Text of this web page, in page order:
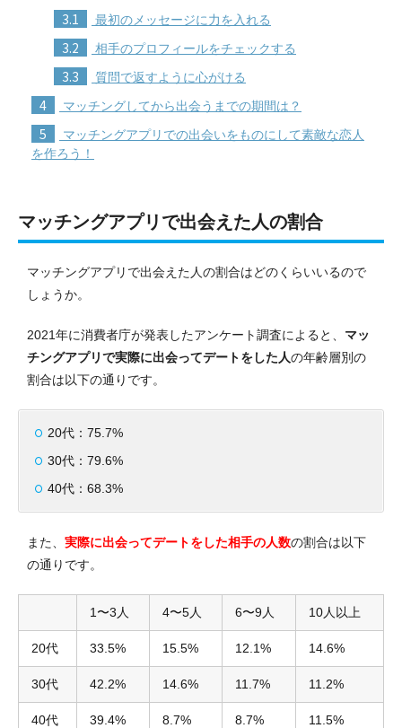
3.1 最初のメッセージに力を入れる
3.2 相手のプロフィールをチェックする
3.3 質問で返すように心がける
4 マッチングしてから出会うまでの期間は？
5
マッチングアプリでの出会いをものにして素敵な恋人
を作ろう！
マッチングアプリで出会えた人の割合
マッチングアプリで出会えた人の割合はどのくらいいるので
しょうか。
2021年に消費者庁が発表したアンケート調査によると、 マッ
チングアプリで実際に出会ってデートをした人の年齢層別の
割合は以下の通りです。
20代：75.7%
30代：79.6%
40代：68.3%
また、 実際に出会ってデートをした相手の人数の割合は以下
の通りです。
1〜3人 4〜5人 6〜9人 10人以上
20代 33.5% 15.5% 12.1% 14.6%
30代 42.2% 14.6% 11.7% 11.2%
40代 39.4% 8.7% 8.7% 11.5%